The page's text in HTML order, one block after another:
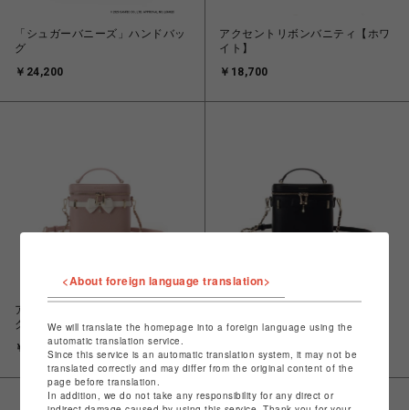
「シュガーバニーズ」ハンドバッ
グ
￥24,200
アクセントリボンバニティ【ホワ
イト】
￥18,700
アクセントリボンバニティ【ピン
ク】
￥18,700
ック】
￥18,700
<About foreign language translation>
We will translate the homepage into a foreign language using the
automatic translation service.
Since this service is an automatic translation system, it may not be
translated correctly and may differ from the original content of the
page before translation.
In addition, we do not take any responsibility for any direct or